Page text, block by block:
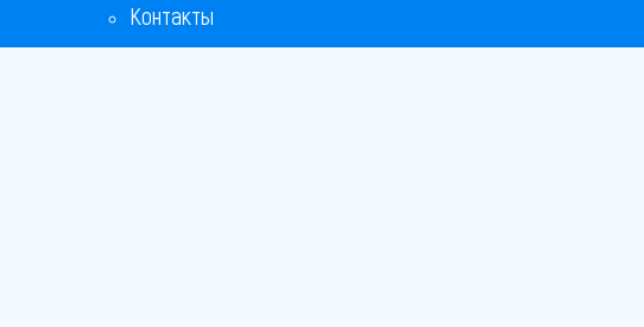
Контакты
Бонусная программа